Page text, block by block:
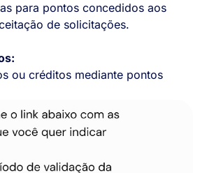
para pontos concedidos aos
de solicitações.
ou créditos mediante pontos